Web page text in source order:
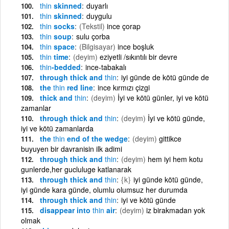
thin skinned duyarlı
thin skinned duygulu
thin socks (Tekstil) ince çorap
thin soup sulu çorba
thin space (Bilgisayar) ince boşluk
thin time (deyim) eziyetli /sıkıntılı bir devre
thin-bedded ince-tabakalı
through thick and thin iyi günde de kötü günde de
the thin red line ince kırmızı çizgi
thick and thin (deyim) İyi ve kötü günler, iyi ve kötü
zamanlar
through thick and thin (deyim) İyi ve kötü günde,
iyi ve kötü zamanlarda
the thin end of the wedge (deyim) gittikce
buyuyen bir davranisin ilk adimi
through thick and thin (deyim) hem iyi hem kotu
gunlerde,her gucluluge katlanarak
through thick and thin {k} iyi günde kötü günde,
iyi günde kara günde, olumlu olumsuz her durumda
through thick and thin iyi ve kötü günde
disappear into thin air (deyim) iz birakmadan yok
olmak